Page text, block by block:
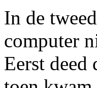
In de
computer
Eerst